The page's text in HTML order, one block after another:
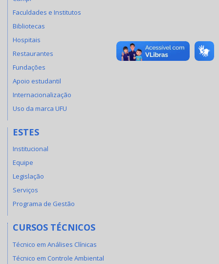
Faculdades e Institutos
Bibliotecas
Hospitais
Restaurantes
Fundações
Apoio estudantil
Internacionalização
Uso da marca UFU
ESTES
Institucional
Equipe
Legislação
Serviços
Programa de Gestão
CURSOS TÉCNICOS
Técnico em Análises Clínicas
Técnico em Controle Ambiental